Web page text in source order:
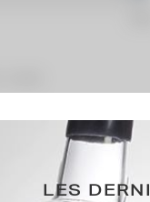
- One of
LES